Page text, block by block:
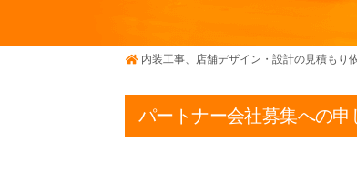
内装工事、店舗デザイン・設計の見積もり
パートナー会社募集への